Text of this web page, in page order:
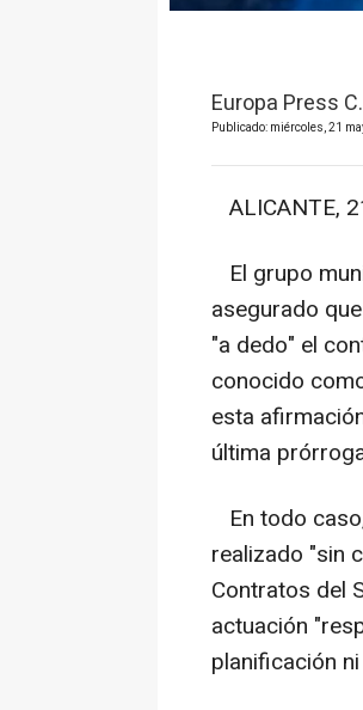
Europa Press
Publicado: miércoles, 21
ALICANTE,
El grupo
asegurado
"a dedo" el
conocido
esta
última
En todo
realizado "sin
Contratos del
actuación
planificación